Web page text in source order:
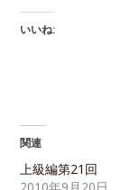
いいね:
関連
上級編第21回